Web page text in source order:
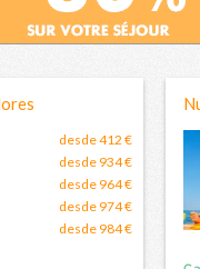
desde 412 €
desde 934 €
desde 964 €
desde 974 €
desde 984 €